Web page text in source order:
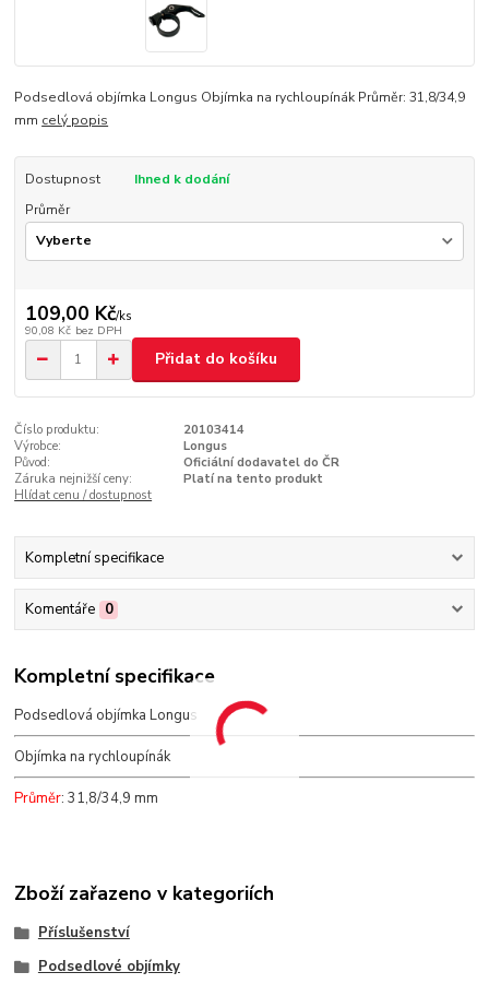
Podsedlová objímka Longus Objímka na rychloupínák Průměr: 31,8/34,9
mm celý popis
Dostupnost
Ihned k dodání
Průměr
109,00 Kč/ks
90,08 Kč bez DPH
Přidat do košíku
Číslo produktu:
20103414
Výrobce:
Longus
Původ:
Oficiální dodavatel do ČR
Záruka nejnižší ceny:
Platí na tento produkt
Hlídat cenu / dostupnost
Kompletní specifikace
Komentáře 0
Kompletní specifikace
Podsedlová objímka Longus
Objímka na rychloupínák
Průměr: 31,8/34,9 mm
Zboží zařazeno v kategoriích
Příslušenství
Podsedlové objímky